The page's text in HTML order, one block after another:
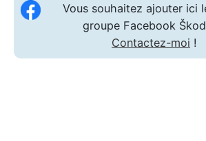
Vous souhaitez ajouter ici
groupe Facebook
Contactez-moi !